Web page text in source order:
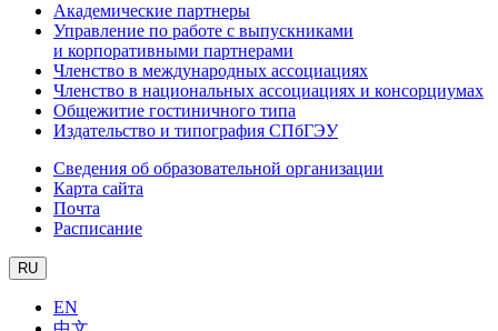
Академические партнеры
Управление по работе с выпускниками
и корпоративными партнерами
Членство в международных ассоциациях
Членство в национальных ассоциациях и консорциумах
Общежитие гостиничного типа
Издательство и типография СПбГЭУ
Сведения об образовательной организации
Карта сайта
Почта
Расписание
RU
EN